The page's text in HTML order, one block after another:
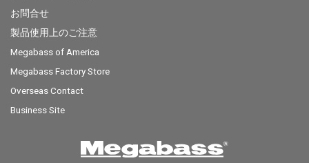
お問合せ
製品使用上のご注意
Megabass of America
Megabass Factory Store
Overseas Contact
Business Site